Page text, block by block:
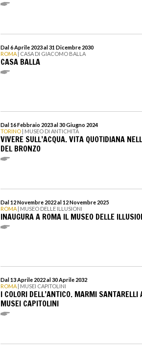
Dal 6 Aprile 2023 al 31 Dicembre 2030
ROMA | CASA DI GIACOMO BALLA
CASA BALLA
Dal 16 Febbraio 2023 al 30 Giugno 2024
TORINO | MUSEO DI ANTICHITÀ
VIVERE SULL’ACQUA. VITA QUOTIDIANA
DEL BRONZO
Dal 12 Novembre 2022 al 12 Novembre 2025
ROMA | MUSEO DELLE ILLUSIONI
INAUGURA A ROMA IL MUSEO DELLE
Dal 13 Aprile 2022 al 30 Aprile 2032
ROMA | MUSEI CAPITOLINI
I COLORI DELL’ANTICO. MARMI SANTARELLI
MUSEI CAPITOLINI